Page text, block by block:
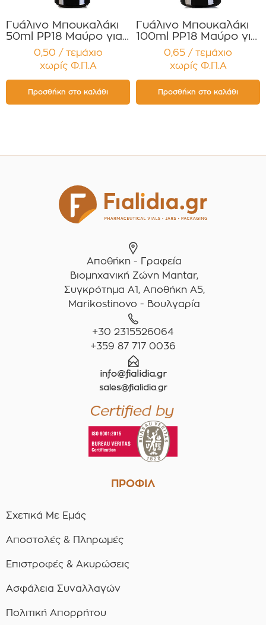
Γυάλινο Μπουκαλάκι
50ml PP18 Μαύρο για
Αιθέρια Έλαια ,
Βάμματα , Αρώματα
Συσκευασία 12
τεμαχίων
0,50 / τεμάχιο
χωρίς Φ.Π.Α
Προσθήκη στο καλάθι
Γυάλινο Μπουκαλάκι
100ml PP18 Μαύρο για
Αιθέρια Έλαια ,
Βάμματα , Αρώματα
Συσκευασία 12
τεμαχίων
0,65 / τεμάχιο
χωρίς Φ.Π.Α
Προσθήκη στο καλάθι
Αποθήκη - Γραφεία
Βιομηχανική Ζώνη Mantar,
Συγκρότημα A1, Αποθήκη Α5,
Marikostinovo - Βουλγαρία
+30 2315526064
+359 87 717 0036
ΠΡΟΦΙΛ
Σχετικά Με Εμάς
Αποστολές & Πληρωμές
Επιστροφές & Ακυρώσεις
Ασφάλεια Συναλλαγών
Πολιτική Απορρήτου